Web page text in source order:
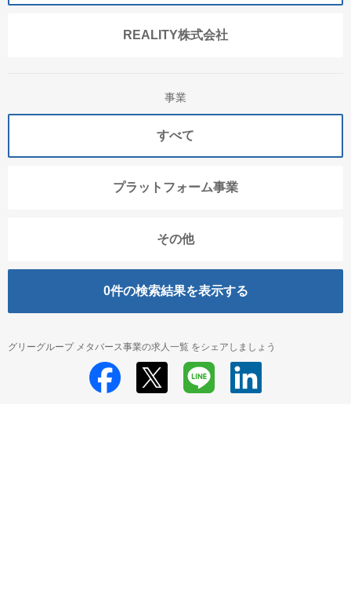
REALITY株式会社
事業
すべて
プラットフォーム事業
その他
0件の検索結果を表示する
グリーグループ メタバース事業の求人一覧 をシェアしましょう